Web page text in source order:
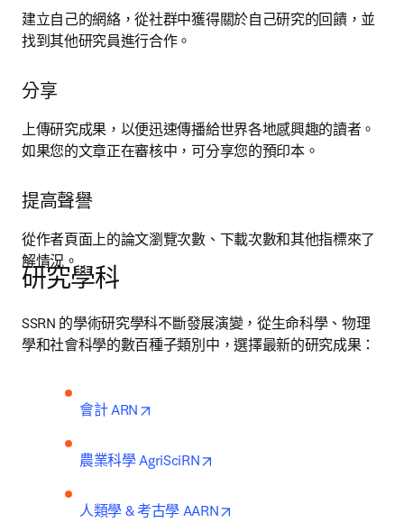
建立自己的網絡，從社群中獲得關於自己研究的回饋，並
找到其他研究員進行合作。
分享
上傳研究成果，以便迅速傳播給世界各地感興趣的讀者。
如果您的文章正在審核中，可分享您的預印本。
提高聲譽
從作者頁面上的論文瀏覽次數、下載次數和其他指標來了
解情況。
研究學科
SSRN 的學術研究學科不斷發展演變，從生命科學、物理
學和社會科學的數百種子類別中，選擇最新的研究成果：
會計 ARN
農業科學 AgriSciRN
人類學 & 考古學 AARN